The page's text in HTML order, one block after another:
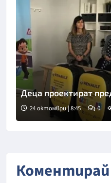
Деца проектират
24 октомври | 8:45 0
Коментирай